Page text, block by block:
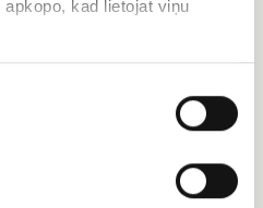
kad lietojat viņu
60см)
Букет из красных (50 -